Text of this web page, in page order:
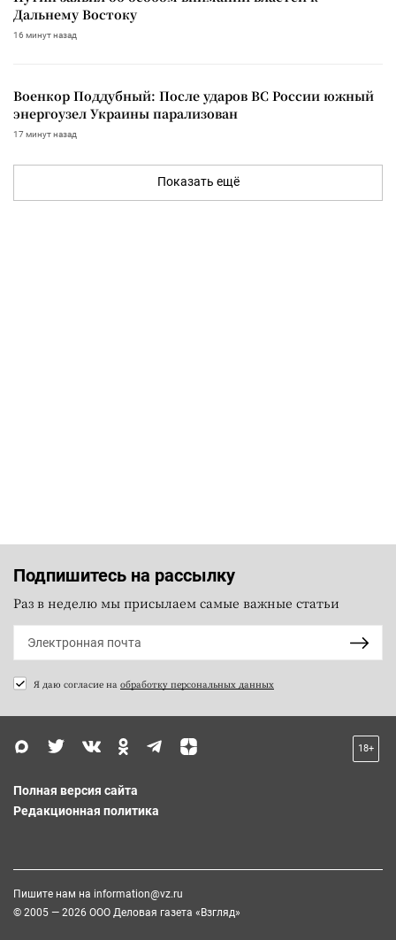
Дальнему Востоку
16 минут назад
Военкор Поддубный: После ударов ВС России южный
энергоузел Украины парализован
17 минут назад
Показать ещё
Подпишитесь на рассылку
Раз в неделю мы присылаем самые важные статьи
Я даю согласие на обработку персональных данных
18+
Полная версия сайта
Редакционная политика
Пишите нам на information@vz.ru
© 2005 — 2026 ООО Деловая газета «Взгляд»